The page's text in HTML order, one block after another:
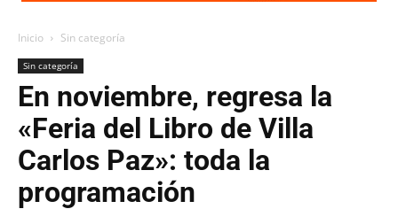
Inicio Sin categoría
Sin categoría
En noviembre, regresa la
«Feria del Libro de Villa
Carlos Paz»: toda la
programación